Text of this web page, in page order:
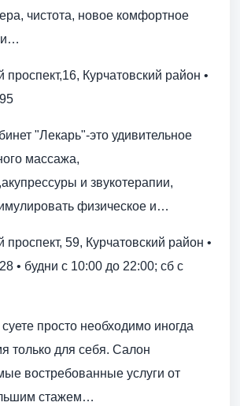
чистота, новое комфортное
и…
проспект,16, Курчатовский район •
"Лекарь"-это удивительное
массажа,
и звукотерапии,
физическое и…
проспект, 59, Курчатовский район •
• будни с 10:00 до 22:00; сб с
просто необходимо иногда
только для себя. Салон
востребованные услуги от
стажем…